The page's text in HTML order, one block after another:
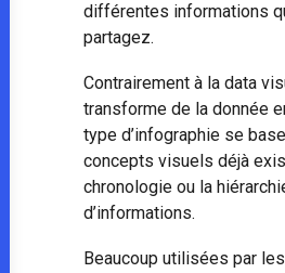
différentes informations
partagez.
Contrairement à la data
transforme de la donnée
type d’infographie se
concepts visuels déjà
chronologie ou la
d’informations.
Beaucoup utilisées par